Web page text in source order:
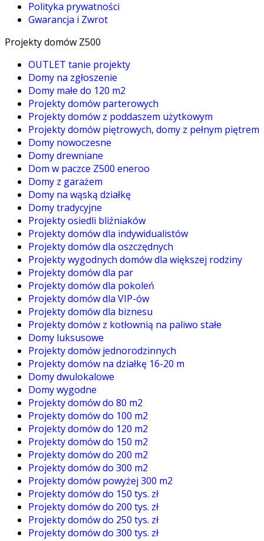
Polityka prywatności
Gwarancja i Zwrot
Projekty domów Z500
OUTLET tanie projekty
Domy na zgłoszenie
Domy małe do 120 m2
Projekty domów parterowych
Projekty domów z poddaszem użytkowym
Projekty domów piętrowych, domy z pełnym piętrem
Domy nowoczesne
Domy drewniane
Dom w paczce Z500 eneroo
Domy z garażem
Domy na wąską działkę
Domy tradycyjne
Projekty osiedli bliźniaków
Projekty domów dla indywidualistów
Projekty domów dla oszczędnych
Projekty wygodnych domów dla większej rodziny
Projekty domów dla par
Projekty domów dla pokoleń
Projekty domów dla VIP-ów
Projekty domów dla biznesu
Projekty domów z kotłownią na paliwo stałe
Domy luksusowe
Projekty domów jednorodzinnych
Projekty domów na działkę 16-20 m
Domy dwulokalowe
Domy wygodne
Projekty domów do 80 m2
Projekty domów do 100 m2
Projekty domów do 120 m2
Projekty domów do 150 m2
Projekty domów do 200 m2
Projekty domów do 300 m2
Projekty domów powyżej 300 m2
Projekty domów do 150 tys. zł
Projekty domów do 200 tys. zł
Projekty domów do 250 tys. zł
Projekty domów do 300 tys. zł